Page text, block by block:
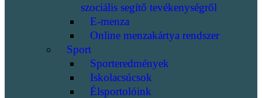
szociális segítő tevékenységről
E-menza
Online menzakártya rendszer
Sport
Sporteredmények
Iskolacsúcsok
Élsportolóink